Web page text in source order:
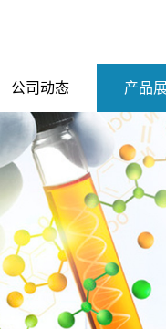
公司动态 产品